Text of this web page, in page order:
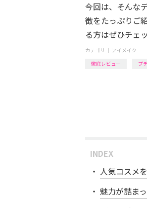
今回は、そんな
徴をたっぷりご
る方はぜひチェ
カテゴリ ｜ アイメイク
徹底レビュー
プ
INDEX
人気コスメ
魅力が詰ま